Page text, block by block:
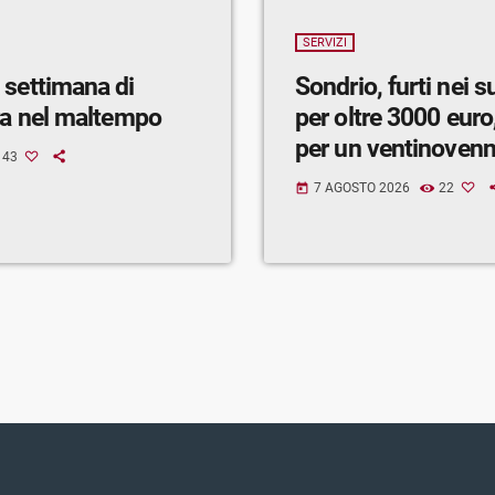
settimana di
nel maltempo
43
SERVIZI
Sondrio, furti nei
per oltre 3000
per un
today 7 AGOSTO 2026 22